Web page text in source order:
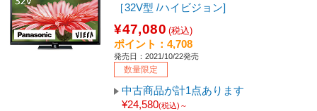
［32V型 /ハイビジョン]
¥47,080 (税込)
ポイント：4,708
発売日：2021/10/22発売
数量限定
中古商品が計1点あります
¥24,580(税込)～